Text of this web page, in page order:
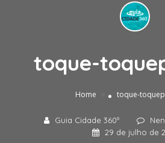
toque-
Home toque-
Guia Cidade 360º
29 de julho de